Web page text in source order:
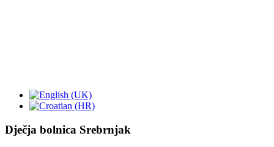
Dječja bolnica Srebrnjak